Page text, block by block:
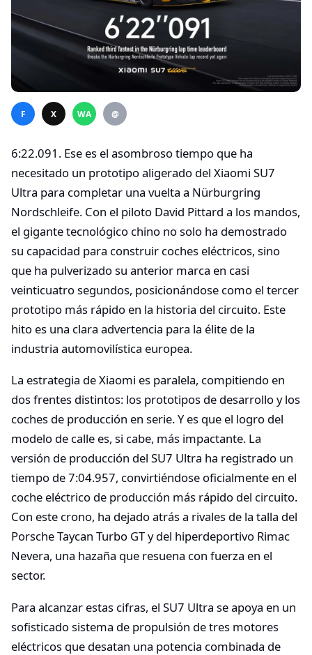
F X WA @
6:22.091. Ese es el asombroso tiempo que ha
necesitado un prototipo aligerado del Xiaomi SU7
Ultra para completar una vuelta a Nürburgring
Nordschleife. Con el piloto David Pittard a los mandos,
el gigante tecnológico chino no solo ha demostrado
su capacidad para construir coches eléctricos, sino
que ha pulverizado su anterior marca en casi
veinticuatro segundos, posicionándose como el tercer
prototipo más rápido en la historia del circuito. Este
hito es una clara advertencia para la élite de la
industria automovilística europea.
La estrategia de Xiaomi es paralela, compitiendo en
dos frentes distintos: los prototipos de desarrollo y los
coches de producción en serie. Y es que el logro del
modelo de calle es, si cabe, más impactante. La
versión de producción del SU7 Ultra ha registrado un
tiempo de 7:04.957, convirtiéndose oficialmente en el
coche eléctrico de producción más rápido del circuito.
Con este crono, ha dejado atrás a rivales de la talla del
Porsche Taycan Turbo GT y del hiperdeportivo Rimac
Nevera, una hazaña que resuena con fuerza en el
sector.
Para alcanzar estas cifras, el SU7 Ultra se apoya en un
sofisticado sistema de propulsión de tres motores
eléctricos que desatan una potencia combinada de